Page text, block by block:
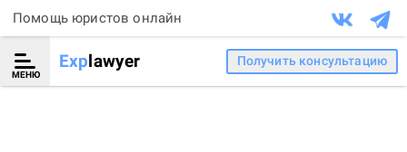
Помощь юристов онлайн
МЕНЮ
Explawyer Получить консультацию